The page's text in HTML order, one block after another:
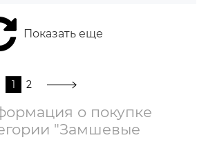
Показать еще
1 2
о покупке
"Замшевые